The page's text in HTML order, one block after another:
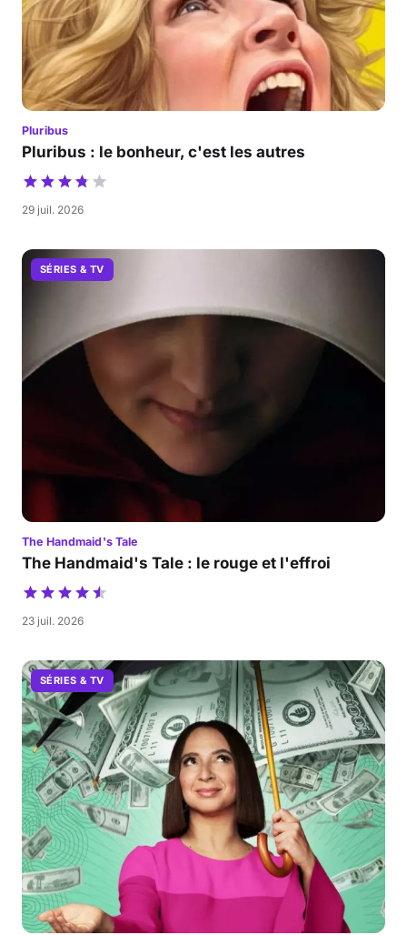
Pluribus
Pluribus : le bonheur, c'est les autres
29 juil. 2026
SÉRIES & TV
The Handmaid's Tale
The Handmaid's Tale : le rouge et l'effroi
23 juil. 2026
SÉRIES & TV